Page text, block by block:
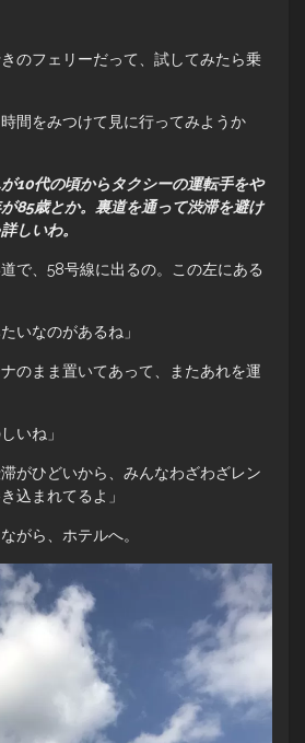
きのフェリーだって、試してみたら乗
時間をみつけて見に行ってみようか
10代の頃からタクシーの運転手をや
85歳とか。裏道を通って渋滞を避け
しいわ。
で、58号線に出るの。この左にある
いなのがあるね」
ナのまま置いてあって、またあれを運
いね」
滞がひどいから、みんなわざわざレン
込まれてるよ」
がら、ホテルへ。